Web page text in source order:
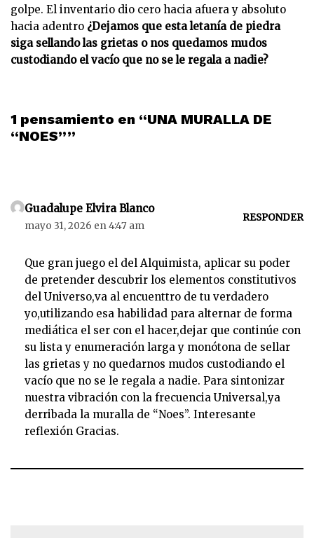
golpe. El inventario dio cero hacia afuera y absoluto
hacia adentro ¿Dejamos que esta letanía de piedra
siga sellando las grietas o nos quedamos mudos
custodiando el vacío que no se le regala a nadie?
1 pensamiento en “UNA MURALLA DE
“NOES””
Guadalupe Elvira Blanco
mayo 31, 2026 en 4:47 am
RESPONDER
Que gran juego el del Alquimista, aplicar su poder
de pretender descubrir los elementos constitutivos
del Universo,va al encuenttro de tu verdadero
yo,utilizando esa habilidad para alternar de forma
mediática el ser con el hacer,dejar que continúe con
su lista y enumeración larga y monótona de sellar
las grietas y no quedarnos mudos custodiando el
vacío que no se le regala a nadie. Para sintonizar
nuestra vibración con la frecuencia Universal,ya
derribada la muralla de “Noes”. Interesante
reflexión Gracias.